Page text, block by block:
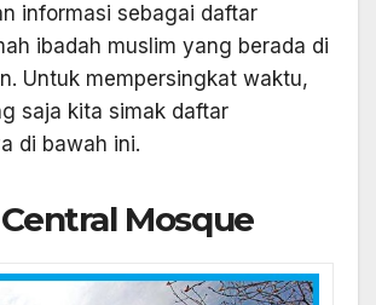
informasi sebagai daftar
ibadah muslim yang berada di
Untuk mempersingkat waktu,
saja kita simak daftar
di bawah ini.
Central Mosque